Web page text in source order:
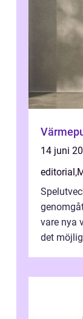
14 juni
editorial,
vare nya
det